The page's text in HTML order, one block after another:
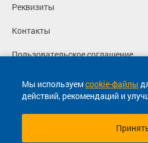
Мы используемcookie-файлы
действий, рекомендаций и
Реквизиты
Контакты
Пользовательское соглашение
Политика конфиденциальности
Согласие на маркетинговые
© 2013-2026, ООО "Капитал"-